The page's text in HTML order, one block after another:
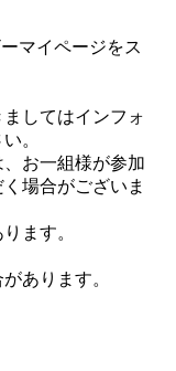
マイページをス
してはインフォ
。
お一組様が参加
場合がございま
ます。
あります。